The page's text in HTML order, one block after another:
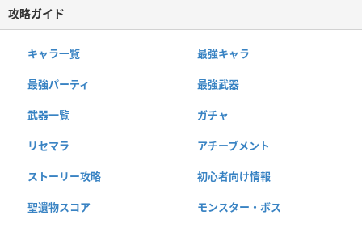
攻略ガイド
キャラ一覧 最強キャラ
最強パーティ 最強武器
武器一覧 ガチャ
リセマラ アチーブメント
ストーリー攻略 初心者向け情報
聖遺物スコア モンスター・ボス